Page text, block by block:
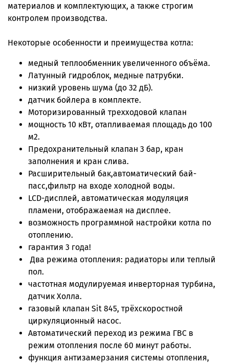
материалов и комплектующих, а также строгим
контролем производства.
Некоторые особенности и преимущества котла:
медный теплообменник увеличенного объёма.
Латунный гидроблок, медные патрубки.
низкий уровень шума (до 32 дБ).
датчик бойлера в комплекте.
Моторизированный трехходовой клапан
мощность 10 кВт, отапливаемая площадь до 100
м2.
Предохранительный клапан 3 бар, кран
заполнения и кран слива.
Расширительный бак,автоматический бай-
пасс,фильтр на входе холодной воды.
LCD-дисплей, автоматическая модуляция
пламени, отображаемая на дисплее.
возможность программной настройки котла по
отоплению.
гарантия 3 года!
Два режима отопления: радиаторы или теплый
пол.
частотная модулируемая инверторная турбина,
датчик Холла.
газовый клапан Sit 845, трёхскоростной
циркуляционный насос.
Автоматический переход из режима ГВС в
режим отопления после 60 минут работы.
функция антизамерзания системы отопления,